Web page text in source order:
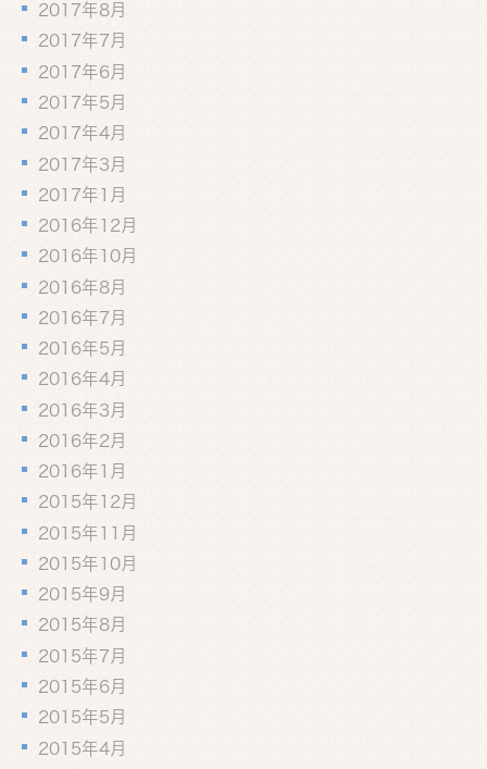
2017年8月
2017年7月
2017年6月
2017年5月
2017年4月
2017年3月
2017年1月
2016年12月
2016年10月
2016年8月
2016年7月
2016年5月
2016年4月
2016年3月
2016年2月
2016年1月
2015年12月
2015年11月
2015年10月
2015年9月
2015年8月
2015年7月
2015年6月
2015年5月
2015年4月